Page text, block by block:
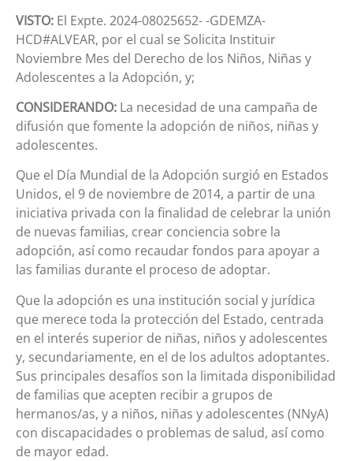
VISTO: El Expte. 2024-08025652- -GDEMZA-
HCD#ALVEAR, por el cual se Solicita Instituir
Noviembre Mes del Derecho de los Niños, Niñas y
Adolescentes a la Adopción, y;
CONSIDERANDO: La necesidad de una campaña de
difusión que fomente la adopción de niños, niñas y
adolescentes.
Que el Día Mundial de la Adopción surgió en Estados
Unidos, el 9 de noviembre de 2014, a partir de una
iniciativa privada con la finalidad de celebrar la unión
de nuevas familias, crear conciencia sobre la
adopción, así como recaudar fondos para apoyar a
las familias durante el proceso de adoptar.
Que la adopción es una institución social y jurídica
que merece toda la protección del Estado, centrada
en el interés superior de niñas, niños y adolescentes
y, secundariamente, en el de los adultos adoptantes.
Sus principales desafíos son la limitada disponibilidad
de familias que acepten recibir a grupos de
hermanos/as, y a niños, niñas y adolescentes (NNyA)
con discapacidades o problemas de salud, así como
de mayor edad.